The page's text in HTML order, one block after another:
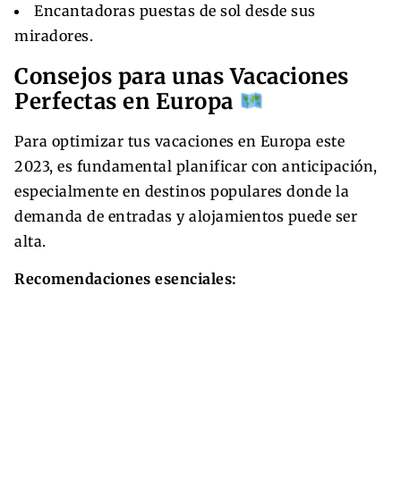
Encantadoras puestas de sol desde sus
miradores.
Consejos para unas Vacaciones
Perfectas en Europa
Para optimizar tus vacaciones en Europa este
2023, es fundamental planificar con anticipación,
especialmente en destinos populares donde la
demanda de entradas y alojamientos puede ser
alta.
Recomendaciones esenciales: